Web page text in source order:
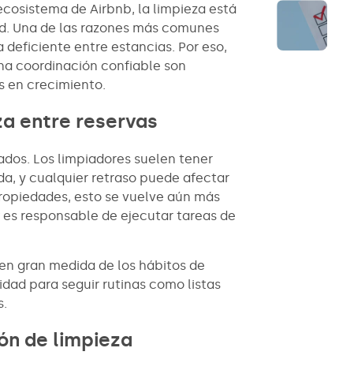
de Airbnb, la limpieza está
de las razones más comunes
entre estancias. Por eso,
coordinación confiable son
en crecimiento.
entre reservas
Los limpiadores suelen tener
y cualquier retraso puede afectar
esto se vuelve aún más
responsable de ejecutar tareas de
gran medida de los hábitos de
para seguir rutinas como listas
de limpieza